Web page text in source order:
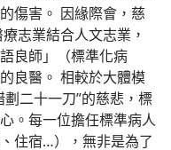
傷害。 因緣際會，慈
志業結合人文志業，
良師」（標準化病
良醫。 相較於大體模
二十一刀”的慈悲，標
。每一位擔任標準病人
住宿…），無非是為了